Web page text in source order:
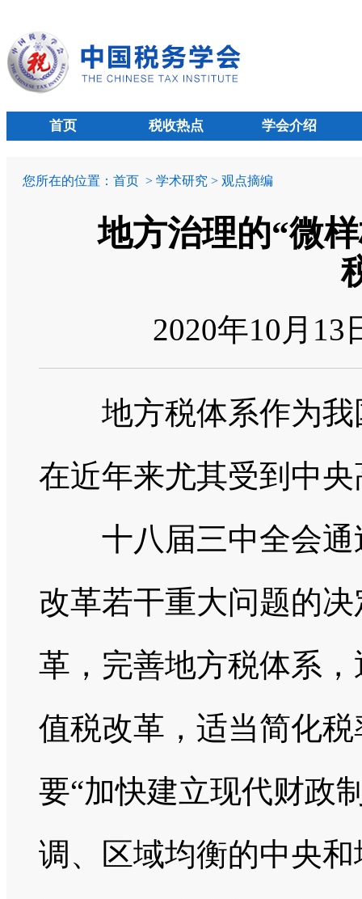
首页 税收热点 学会介绍
您所在的位置： 首页 > 学术研究 > 观点摘编
地方治理的“微
2020年10月13
地方税体系作为我
在近年来尤其受到中
十八届三中全会通
改革若干重大问题的
革，完善地方税体系
值税改革，适当简化
要“加快建立现代财政
调、区域均衡的中央